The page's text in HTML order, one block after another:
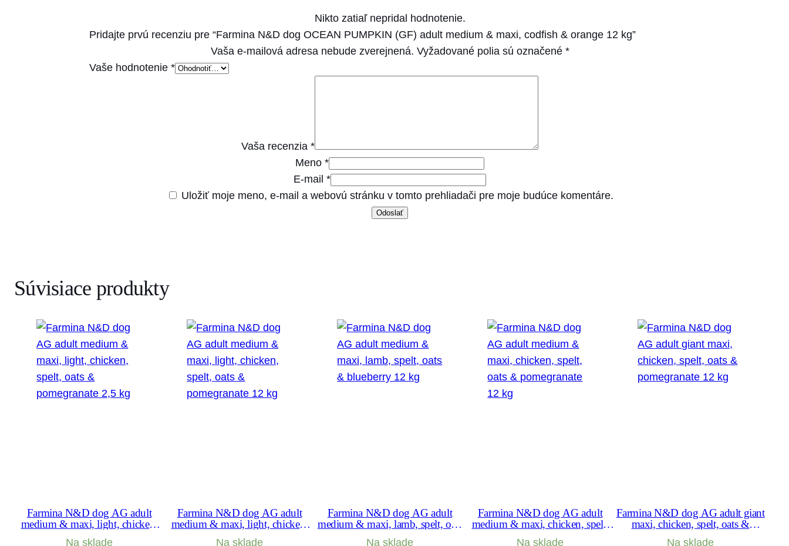
I
N
(
u
l
t
m
o
Nikto zatiaľ nepridal hodnotenie.
Pridajte prvú recenziu pre “Farmina N&D dog OCEAN PUMPKIN (GF) adult medium & maxi, codfish & orange 12 kg”
Vaša e-mailová adresa nebude zverejnená. Vyžadované polia sú označené *
Vaše hodnotenie *
Vaša recenzia *
Meno *
E-mail *
Uložiť moje meno, e-mail a webovú stránku v tomto prehliadači pre moje budúce komentáre.
Súvisiace produkty
Farmina N&D dog AG adult
medium & maxi, light, chicken,
Na sklade
Farmina N&D dog AG adult
medium & maxi, light, chicken,
Na sklade
Farmina N&D dog AG adult
medium & maxi, lamb, spelt, oats
Na sklade
Farmina N&D dog AG adult
medium & maxi, chicken, spelt,
Na sklade
Farmina N&D dog AG adult giant
maxi, chicken, spelt, oats &
Na sklade